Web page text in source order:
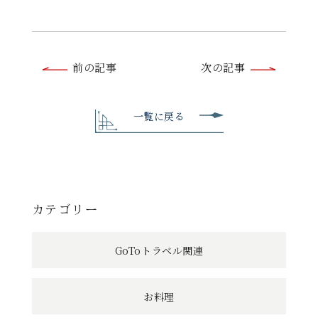
へ
前の記事 次の記事
一覧に戻る
カテゴリー
GoToトラベル関連
お料理